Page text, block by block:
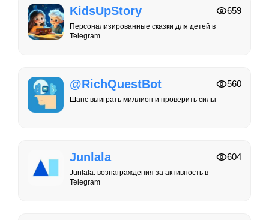
KidsUpStory
Персонализированные сказки для детей в
Telegram
659
@RichQuestBot
Шанс выиграть миллион и проверить силы
560
Junlala
Junlala: вознаграждения за активность в
Telegram
604